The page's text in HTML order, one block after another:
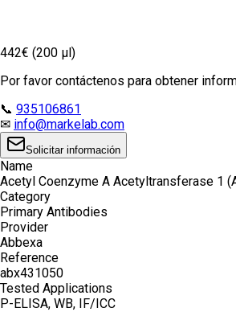
442€ (200 µl)
Por favor contáctenos para obtener
📞 935106861
✉ info@markelab.com
Solicitar información
Name
Acetyl Coenzyme A Acetyltransferase 1
Category
Primary Antibodies
Provider
Abbexa
Reference
abx431050
Tested Applications
P-ELISA, WB, IF/ICC